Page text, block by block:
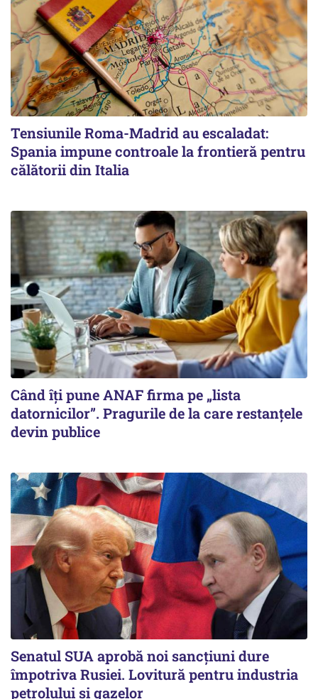
Tensiunile Roma-Madrid au escaladat:
Spania impune controale la frontieră pentru
călătorii din Italia
Când îți pune ANAF firma pe „lista
datornicilor”. Pragurile de la care restanțele
devin publice
Senatul SUA aprobă noi sancțiuni dure
împotriva Rusiei. Lovitură pentru industria
petrolului și gazelor